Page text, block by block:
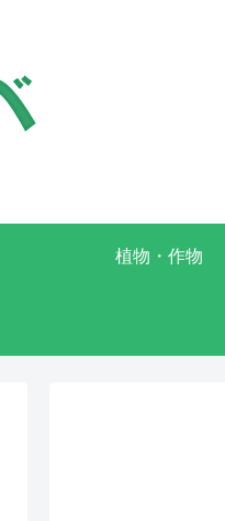
植物・作物